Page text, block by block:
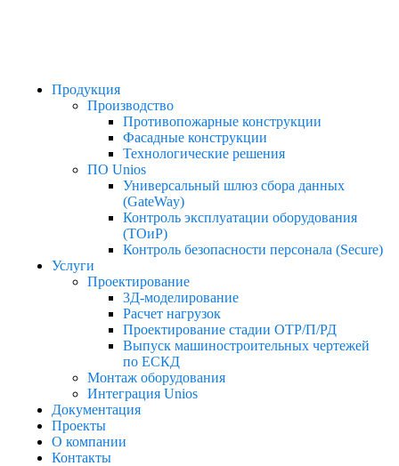
Продукция
Производство
Противопожарные конструкции​
Фасадные конструкции​
Технологические решения​
ПО Unios
Универсальный шлюз сбора данных
(GateWay)
Контроль эксплуатации оборудования
(ТОиР)
Контроль безопасности персонала (Secure)
Услуги
Проектирование
3Д-моделирование
Расчет нагрузок
Проектирование стадии ОТР/П/РД
Выпуск машиностроительных чертежей
по ЕСКД
Монтаж оборудования
Интеграция Unios
Документация
Проекты
О компании
Контакты